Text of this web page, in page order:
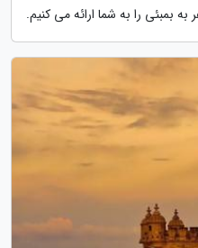
به بمبئی را به شما ارائه می کنیم.